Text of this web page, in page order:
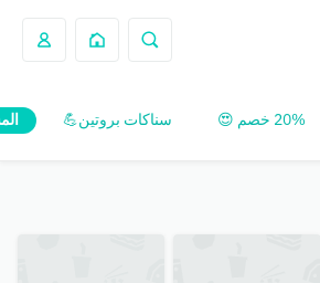
20% خصم 😍 سناكات بروتين💪